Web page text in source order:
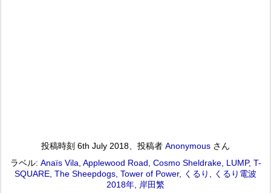
投稿時刻 6th July 2018 、投稿者 Anonymous さん
ラベル: Anaïs Vila Applewood Road Cosmo Sheldrake LUMP T-
SQUARE The Sheepdogs Tower of Power くるり
くるり電波
2018年
岸田繁